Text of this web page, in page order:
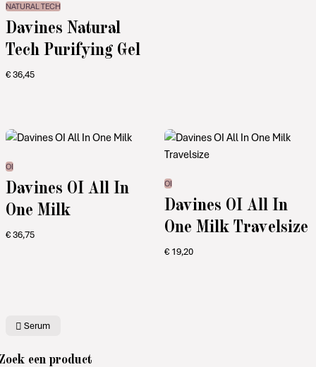
NATURAL TECH
Davines Natural
Tech Purifying Gel
€36,45
OI
Davines OI All In
One Milk
€36,75
OI
Davines OI All In
One Milk Travelsize
€19,20
Serum
een product